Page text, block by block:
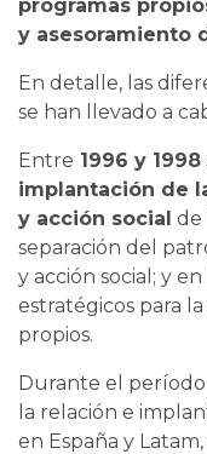
programas
y asesoramiento
En detalle, las
se han llevado a
Entre 1996 y 1998
implantación de
y acción social de
separación del
y acción social; y
estratégicos para
propios.
Durante el
la relación e
en España y